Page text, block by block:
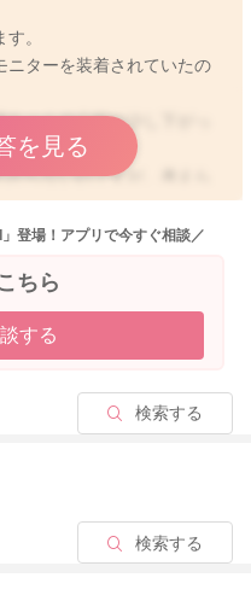
。
ニターを装着されていたの
ゃんの心拍が少し下がっ
らないのですが、考えら
ミングに臍帯を子宮の壁と
があったのかなと思いまし
心拍数にまだ戻っていた様
ったのであれば、問題はな
伺ってみてください。
を見る
登場！アプリで今すぐ相談／
ちら
する
検索する
検索する